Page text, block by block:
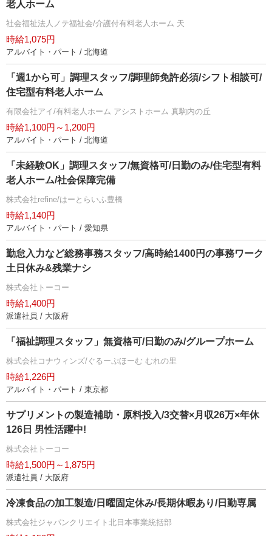
老人ホーム
社会福祉法人ノテ福祉会/介護付有料老人ホーム 天
時給1,075円
アルバイト・パート / 北海道
「週1から可」調理スタッフ/調理師免許必須/シフト相談可/
住宅型有料老人ホーム
有限会社アイ/有料老人ホーム アシストホーム 真駒内の丘
時給1,100円～1,200円
アルバイト・パート / 北海道
「未経験OK」調理スタッフ/無資格可/日勤のみ/住宅型有料
老人ホーム/社会保障完備
株式会社refine/はーとらいふ豊橋
時給1,140円
アルバイト・パート / 愛知県
勤怠入力など総務事務スタッフ/高時給1400円の事務ワーク
土日休み&残業ナシ
株式会社トーコー
時給1,400円
派遣社員 / 大阪府
「福祉調理スタッフ」無資格可/日勤のみ/グループホーム
株式会社コナウィンズ/ぐるーぷほーむ むれの里
時給1,226円
アルバイト・パート / 東京都
サプリメントの製造補助・原料投入/3交替×月収26万×年休
126日 男性活躍中!
株式会社トーコー
時給1,500円～1,875円
派遣社員 / 大阪府
冷凍食品の加工製造/日曜固定休み/長期休暇あり/日勤専属
株式会社ジャパンクリエイト北日本事業統括部